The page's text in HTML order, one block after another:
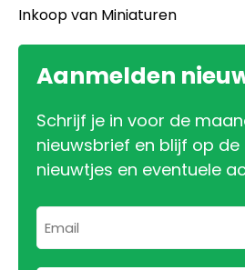
Inkoop van Miniaturen
Aanmelden
Schrijf je in voor de
nieuwsbrief en blijf op
nieuwtjes en eventuele